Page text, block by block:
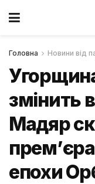
Головна Новини від
змінить
Мадяр
епохи